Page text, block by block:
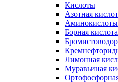
Кислоты
Азотная
Аминокислоты
Борная кислота
Лимонная
Муравьиная